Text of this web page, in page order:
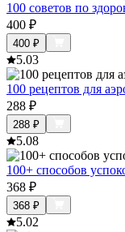
100 советов по
400 ₽
400 ₽
5.03
100 рецептов для
288 ₽
288 ₽
5.08
100+ способов
368 ₽
368 ₽
5.02